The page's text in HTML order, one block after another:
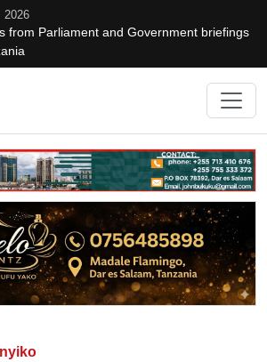
2026
from Parliament and Government briefings